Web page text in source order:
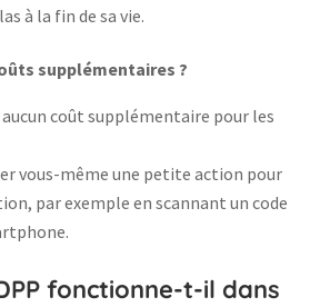
à la fin de sa vie.
supplémentaires ?
aucun coût supplémentaire pour les
vous-même une petite action pour
par exemple en scannant un code
fonctionne-t-il dans